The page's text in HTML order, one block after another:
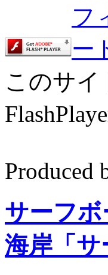
このサ
Produced
サーフ
海岸「